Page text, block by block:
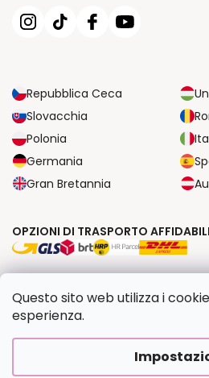
Questo sito web utilizza i
esperienza.
Repubblica Ceca
Slovacchia
Polonia
Germania
Gran Bretannia
OPZIONI DI TRASPORTO AFFIDABILI
Creato da Shoptet Premium
Copyright 2026Dipingilo.it.